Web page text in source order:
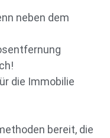
neben dem
die Immobilie
bereit, die